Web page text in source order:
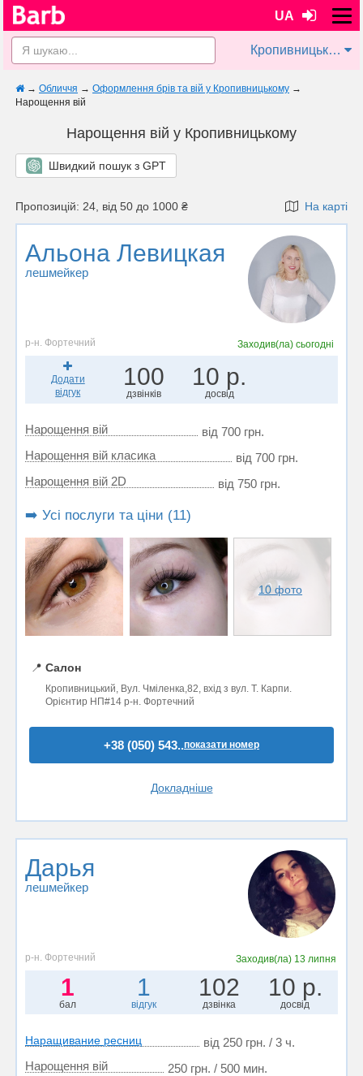
UA
Кропивницький
→ Обличчя → Оформлення брів та вій у Кропивницькому →
Нарощення вій
Нарощення вій у Кропивницькому
Швидкий пошук з GPT
Пропозицій: 24, від 50 до 1000 ₴ На карті
Альона Левицкая
лешмейкер
р-н. Фортечний Заходив(ла)сьогодні
Додати
відгук
100
дзвінків
10 р.
досвід
Нарощення вій
від 700 грн.
Нарощення вій класика
від 700 грн.
Нарощення вій 2D
від 750 грн.
➡️ Усі послуги та ціни (11)
10 фото
📍 Салон
Кропивницький, Вул. Чміленка,82, вхід з вул. Т. Карпи.
Орієнтир НП#14 р-н. Фортечний
+38 (050) 543..показати номер
Докладніше
Дарья
лешмейкер
р-н. Фортечний Заходив(ла) 13 липня
1
бал
1
відгук
102
дзвінка
10 р.
досвід
Наращивание ресниц
від 250 грн. / 3 ч.
Нарощення вій
250 грн. / 500 мин.